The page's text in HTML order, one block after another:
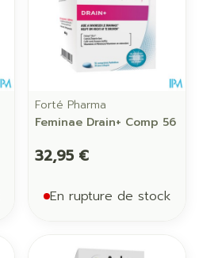
Forté Pharma
Feminae Drain+ Comp 56
32,95 €
En rupture de stock